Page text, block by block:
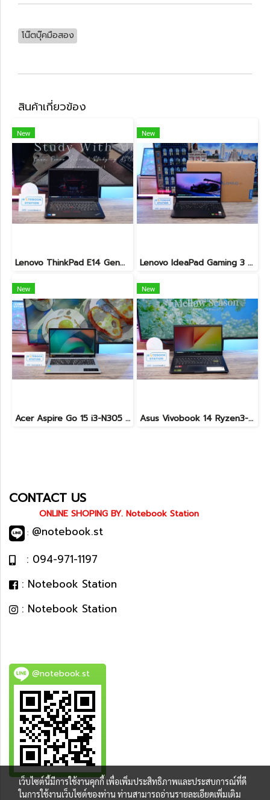
โน๊ตบุ๊คมือสอง
สินค้าเกี่ยวข้อง
New
Lenovo ThinkPad E14 Gen4 i5-1235U Ram40 SSD1TB จอ14นิ้ว FHD สเปคดีทำงานเก่ง ดีไซน์เล็กกะทักรัด พกพาใช้งานได้สะดวก เครื่องพร้อมใช้งานเพียง 22,990.-
New
Lenovo IdeaPad Gaming 3 Ryzen5-5500H RAM16 RTX2050(4GB) 512GB M.2 จอ15.6 FHD 144Hz สเปคเกมมิ่ง คีย์บอร์ดไฟสีRGB เครื่องพร้อมใช้งาน ราคาเพียง 16,900.-
New
Acer Aspire Go 15 i3-N305 Ram8 SSD512 หน้าจอ15.6 FHD ตัวเครื่องดีไซน์สวยดูทันสมัย สเปคดี ทำงานเก่ง เครื่องพร้อมใช้งาน ขายเพียง 8,999.-
New
Asus Vivobook 14 Ryzen3-3250U Ram4 SSD512 จอ14นิ้ว FHD สเปคทำงานทั่วไป ดีไซน์สวยทำจากวัสดุดี น้ำหนักเบา ราคาเพียง 5,990.-
CONTACT US
ONLINE SHOPING BY. Notebook Station
: @notebook.st
: 094-971-1197
: Notebook Station
: Notebook Station
@notebook.st
BEST DEAL
เว็บไซต์นี้มีการใช้งานคุกกี้ เพื่อเพิ่มประสิทธิภาพและประสบการณ์ที่ดี
ในการใช้งานเว็บไซต์ของท่าน ท่านสามารถอ่านรายละเอียดเพิ่มเติม